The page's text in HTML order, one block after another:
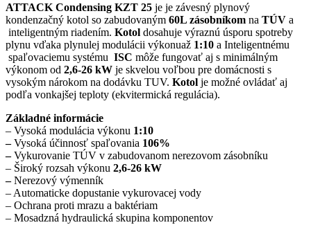
ATTACK Condensing KZT 25 je je závesný plynový
kondenzačný kotol so zabudovaným 60L zásobníkom na TÚV a
inteligentným riadením. Kotol dosahuje výraznú úsporu spotreby
plynu vďaka plynulej modulácii výkonuaž 1:10 a Inteligentnému
spaľovaciemu systému ISC môže fungovať aj s minimálným
výkonom od 2,6-26 kW je skvelou voľbou pre domácnosti s
vysokým nárokom na dodávku TUV. Kotol je možné ovládať aj
podľa vonkajšej teploty (ekvitermická regulácia).
Základné informácie
– Vysoká modulácia výkonu 1:10
–Vysoká účinnosť spaľovania 106%
–Vykurovanie TÚV v zabudovanom nerezovom zásobníku
– Široký rozsah výkonu 2,6-26 kW
–Nerezový výmenník
– Automaticke dopustanie vykurovacej vody
– Ochrana proti mrazu a baktériam
– Mosadzná hydraulická skupina komponentov